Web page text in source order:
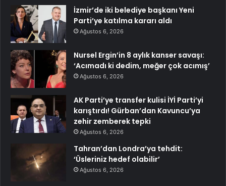
İzmir’de iki belediye başkanı Yeni
Parti’ye katılma kararı aldı
Ağustos 6, 2026
Nursel Ergin’in 8 aylık kanser savaşı:
‘Acımadı ki dedim, meğer çok acımış’
Ağustos 6, 2026
AK Parti’ye transfer kulisi İYİ Parti’yi
karıştırdı! Gürban’dan Kavuncu’ya
zehir zemberek tepki
Ağustos 6, 2026
Tahran’dan Londra’ya tehdit:
‘Üsleriniz hedef olabilir’
Ağustos 6, 2026